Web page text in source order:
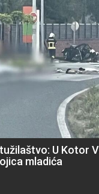
U Kotor
mladića